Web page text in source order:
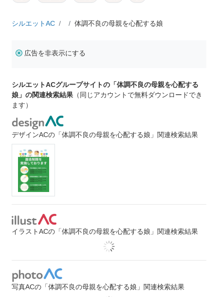
シルエットAC 体調不良の母親を心配する娘
広告を非表示にする
シルエットACグループサイトの「体調不良の母親を心配する
娘」の関連検索結果 （同じアカウントで無料ダウンロードでき
ます）
デザインACの「体調不良の母親を心配する娘」関連検索結果
イラストACの「体調不良の母親を心配する娘」関連検索結果
写真ACの「体調不良の母親を心配する娘」関連検索結果